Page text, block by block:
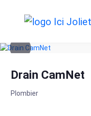
content
Drain CamNet
Plombier